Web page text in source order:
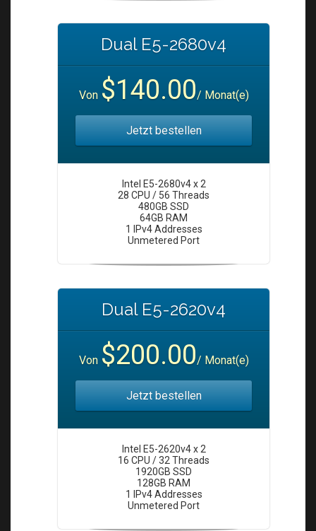
Dual E5-2680v4
Von $140.00/ Monat(e)
Jetzt bestellen
Intel E5-2680v4 x 2
28 CPU / 56 Threads
480GB SSD
64GB RAM
1 IPv4 Addresses
Unmetered Port
Dual E5-2620v4
Von $200.00/ Monat(e)
Jetzt bestellen
Intel E5-2620v4 x 2
16 CPU / 32 Threads
1920GB SSD
128GB RAM
1 IPv4 Addresses
Unmetered Port